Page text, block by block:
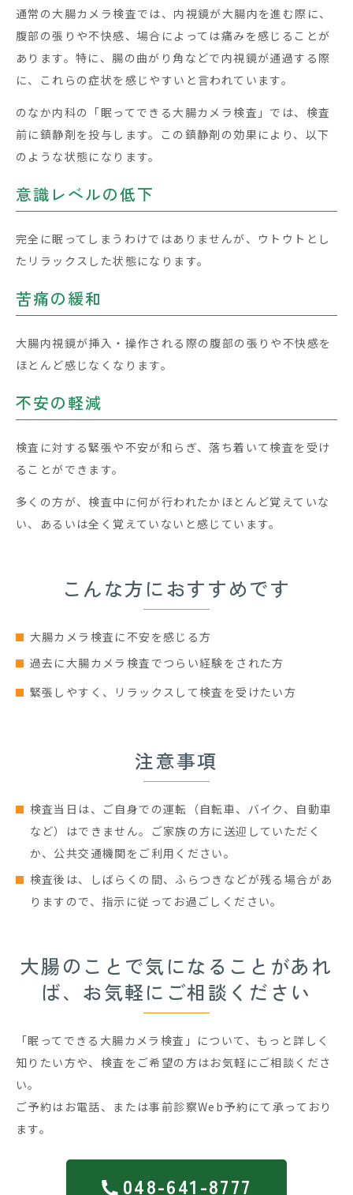
通常の大腸カメラ検査では、内視鏡が大腸内を進む際に、
腹部の張りや不快感、場合によっては痛みを感じることが
あります。特に、腸の曲がり角などで内視鏡が通過する際
に、これらの症状を感じやすいと言われています。
のなか内科の「眠ってできる大腸カメラ検査」では、検査
前に鎮静剤を投与します。この鎮静剤の効果により、以下
のような状態になります。
意識レベルの低下
完全に眠ってしまうわけではありませんが、ウトウトとし
たリラックスした状態になります。
苦痛の緩和
大腸内視鏡が挿入・操作される際の腹部の張りや不快感を
ほとんど感じなくなります。
不安の軽減
検査に対する緊張や不安が和らぎ、落ち着いて検査を受け
ることができます。
多くの方が、検査中に何が行われたかほとんど覚えていな
い、あるいは全く覚えていないと感じています。
こんな方におすすめです
大腸カメラ検査に不安を感じる方
過去に大腸カメラ検査でつらい経験をされた方
緊張しやすく、リラックスして検査を受けたい方
注意事項
検査当日は、ご自身での運転（自転車、バイク、自動車
など）はできません。ご家族の方に送迎していただく
か、公共交通機関をご利用ください。
検査後は、しばらくの間、ふらつきなどが残る場合があ
りますので、指示に従ってお過ごしください。
大腸のことで気になることがあれ
ば、お気軽にご相談ください
「眠ってできる大腸カメラ検査」について、もっと詳しく
知りたい方や、検査をご希望の方はお気軽にご相談くださ
い。
ご予約はお電話、または事前診察Web予約にて承っており
ます。
048-641-8777